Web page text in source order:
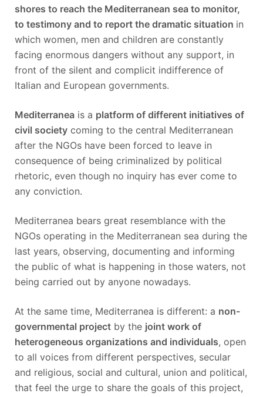
shores to reach the Mediterranean sea to monitor,
to testimony and to report the dramatic situation in
which women, men and children are constantly
facing enormous dangers without any support, in
front of the silent and complicit indifference of
Italian and European governments.
Mediterranea is a platform of different initiatives of
civil society coming to the central Mediterranean
after the NGOs have been forced to leave in
consequence of being criminalized by political
rhetoric, even though no inquiry has ever come to
any conviction.
Mediterranea bears great resemblance with the
NGOs operating in the Mediterranean sea during the
last years, observing, documenting and informing
the public of what is happening in those waters, not
being carried out by anyone nowadays.
At the same time, Mediterranea is different: a non-
governmental project by the joint work of
heterogeneous organizations and individuals, open
to all voices from different perspectives, secular
and religious, social and cultural, union and political,
that feel the urge to share the goals of this project,